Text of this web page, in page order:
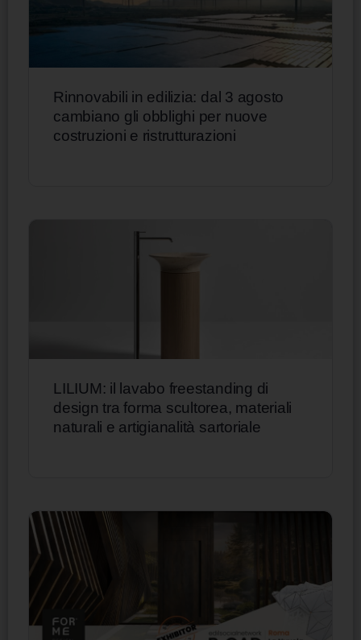
Rinnovabili in edilizia: dal 3 agosto
cambiano gli obblighi per nuove
costruzioni e ristrutturazioni
LILIUM: il lavabo freestanding di
design tra forma scultorea, materiali
naturali e artigianalità sartoriale